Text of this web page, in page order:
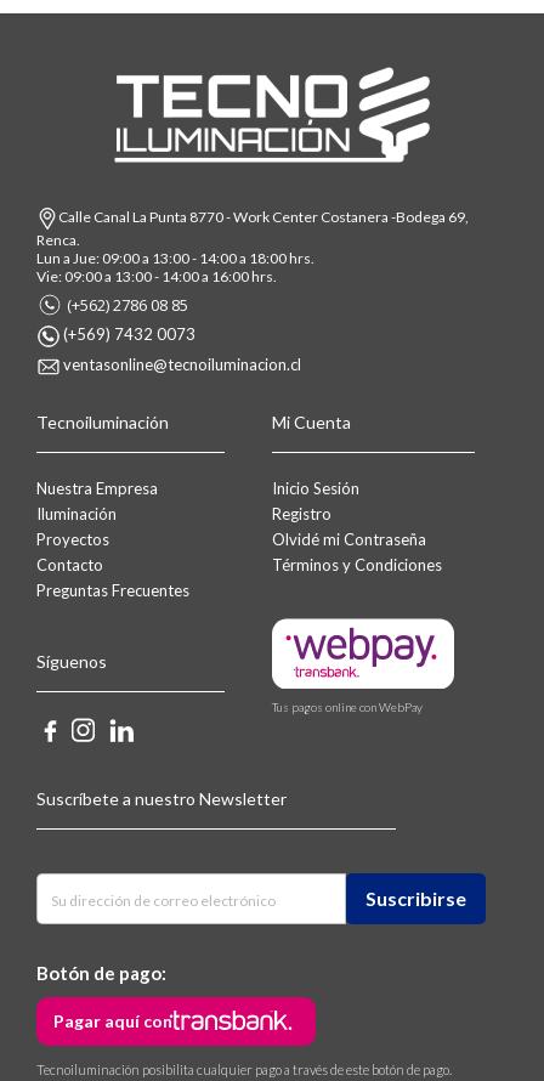
Calle Canal La Punta 8770 - Work Center Costanera -Bodega 69,
Renca.
Lun a Jue: 09:00 a 13:00 - 14:00 a 18:00 hrs.
Vie: 09:00 a 13:00 - 14:00 a 16:00 hrs.
(+562) 2786 08 85
(+569) 7432 0073
ventasonline@tecnoiluminacion.cl
Tecnoiluminación
Nuestra Empresa
Iluminación
Proyectos
Contacto
Preguntas Frecuentes
Síguenos
Mi Cuenta
Inicio Sesión
Registro
Olvidé mi Contraseña
Términos y Condiciones
Tus pagos online con WebPay
Suscríbete a nuestro Newsletter
Botón de pago:
Pagar aquí con
Tecnoiluminación posibilita cualquier pago a través de este botón de pago.